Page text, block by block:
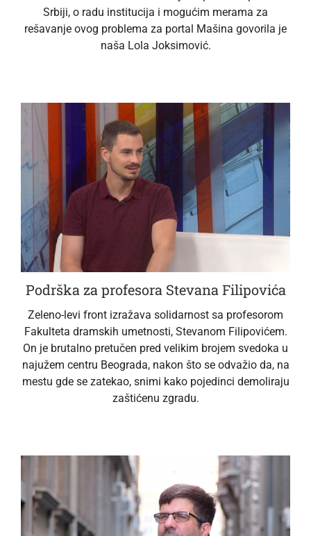
Srbiji, o radu institucija i mogućim merama za
rešavanje ovog problema za portal Mašina govorila je
naša Lola Joksimović.
Podrška za profesora Stevana Filipovića
Zeleno-levi front izražava solidarnost sa profesorom
Fakulteta dramskih umetnosti, Stevanom Filipovićem.
On je brutalno pretučen pred velikim brojem svedoka u
najužem centru Beograda, nakon što se odvažio da, na
mestu gde se zatekao, snimi kako pojedinci demoliraju
zaštićenu zgradu.